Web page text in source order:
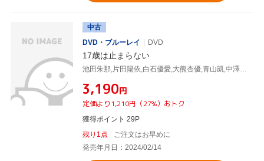
中古
DVD・ブルーレイ
DVD
17歳は止まらない
池田朱那,片田陽依,白石優愛,大熊杏優,青山凱,中澤実子,北村美幸,林魏堂
¥3,190円
定価より1,210円（27%）おトク
獲得ポイント 29P
残り1点
ご注文はお早めに
発売年月日：2024/02/14